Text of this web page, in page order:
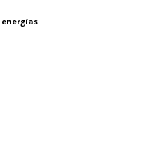
energías